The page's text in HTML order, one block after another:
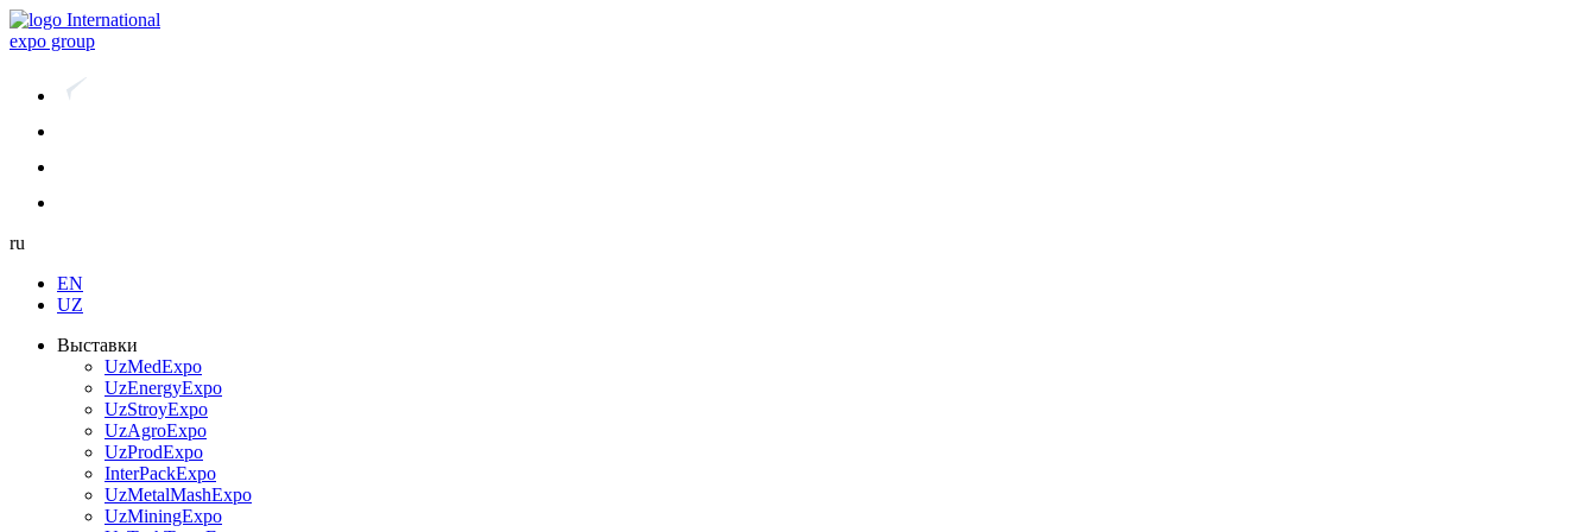
International
expo group
ru
EN
UZ
Выставки
UzMedExpo
UzEnergyExpo
UzStroyExpo
UzAgroExpo
UzProdExpo
InterPackExpo
UzMetalMashExpo
UzMiningExpo